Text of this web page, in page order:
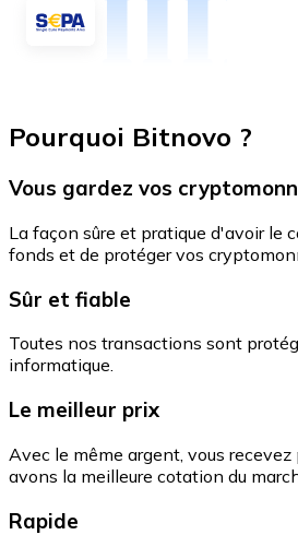
Pourquoi Bitnovo ?
Vous gardez vos
La façon sûre et pratique d'avoir le
fonds et de protéger vos
Sûr et fiable
Toutes nos transactions sont
informatique.
Le meilleur prix
Avec le même argent, vous recevez
avons la meilleure cotation du
Rapide